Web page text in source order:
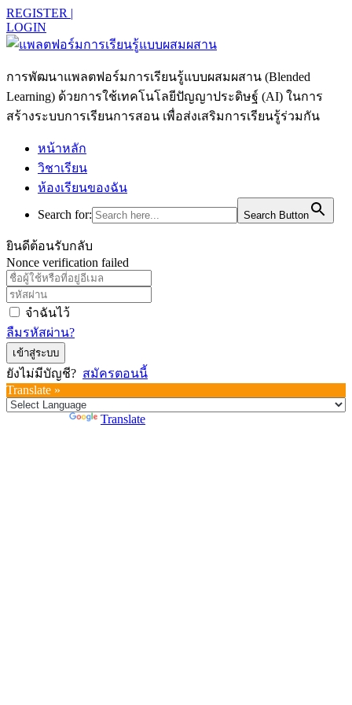
REGISTER |
LOGIN
การพัฒนาแพลตฟอร์มการเรียนรู้แบบผสมผสาน (Blended
Learning) ด้วยการใช้เทคโนโลยีปัญญาประดิษฐ์ (AI) ในการ
สร้างระบบการเรียนการสอน เพื่อส่งเสริมการเรียนรู้ร่วมกัน
หน้าหลัก
วิชาเรียน
ห้องเรียนของฉัน
Search for:
Search Button
ยินดีต้อนรับกลับ
Nonce verification failed
จำฉันไว้
ลืมรหัสผ่าน?
เข้าสู่ระบบ
ยังไม่มีบัญชี? สมัครตอนนี้
Translate »
Translate